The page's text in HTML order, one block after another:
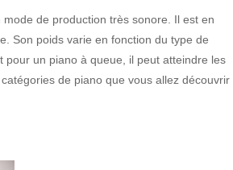
de production très sonore. Il est en
Son poids varie en fonction du type de
pour un piano à queue, il peut atteindre les
de piano que vous allez découvrir